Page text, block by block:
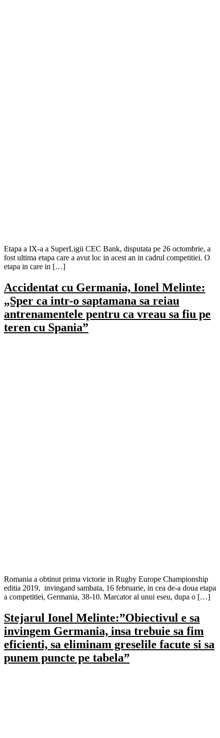
Etapa a IX-a a SuperLigii CEC Bank, disputata pe 26 octombrie, a
fost ultima etapa care a avut loc in acest an in cadrul competitiei. O
etapa in care in […]
Accidentat cu Germania, Ionel Melinte:
„Sper ca intr-o saptamana sa reiau
antrenamentele pentru ca vreau sa fiu pe
teren cu Spania”
Romania a obtinut prima victorie in Rugby Europe Championship
editia 2019, invingand sambata, 16 februarie, in cea de-a doua etapa
a competitiei, Germania, 38-10. Marcator al unui eseu, dupa o […]
Stejarul Ionel Melinte:”Obiectivul e sa
invingem Germania, insa trebuie sa fim
eficienti, sa eliminam greselile facute si sa
punem puncte pe tabela”